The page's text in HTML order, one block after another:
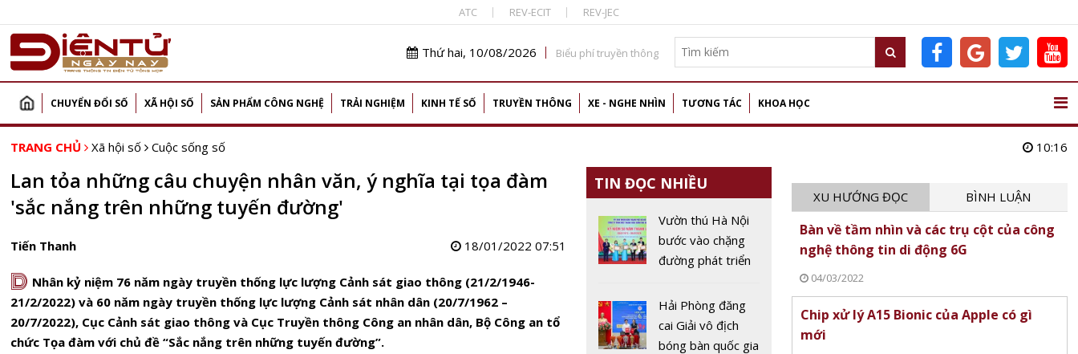
ATC REV-ECIT REV-JEC
Thứ hai, 10/08/2026 Biểu phí truyền thông
CHUYỂN ĐỔI SỐ XÃ HỘI SỐ SẢN PHẨM CÔNG NGHỆ TRẢI NGHIỆM KINH TẾ SỐ TRUYỀN THÔNG XE - NGHE NHÌN TƯƠNG TÁC KHOA HỌC
TRANG CHỦ Xã hội số Cuộc sống số 10:16
Lan tỏa những câu chuyện nhân văn, ý nghĩa tại tọa đàm
'sắc nắng trên những tuyến đường'
Tiến Thanh 18/01/2022 07:51
D Nhân kỷ niệm 76 năm ngày truyền thống lực lượng Cảnh sát giao thông (21/2/1946-
21/2/2022) và 60 năm ngày truyền thống lực lượng Cảnh sát nhân dân (20/7/1962 –
20/7/2022), Cục Cảnh sát giao thông và Cục Truyền thông Công an nhân dân, Bộ Công an tổ
chức Tọa đàm với chủ đề “Sắc nắng trên những tuyến đường”.
TIN ĐỌC NHIỀU
Vườn thú Hà Nội
bước vào chặng
đường phát triển
Hải Phòng đăng
cai Giải vô địch
bóng bàn quốc gia
XU HƯỚNG ĐỌC BÌNH LUẬN
Bàn về tầm nhìn và các trụ cột của công
nghệ thông tin di động 6G
04/03/2022
Chip xử lý A15 Bionic của Apple có gì
mới